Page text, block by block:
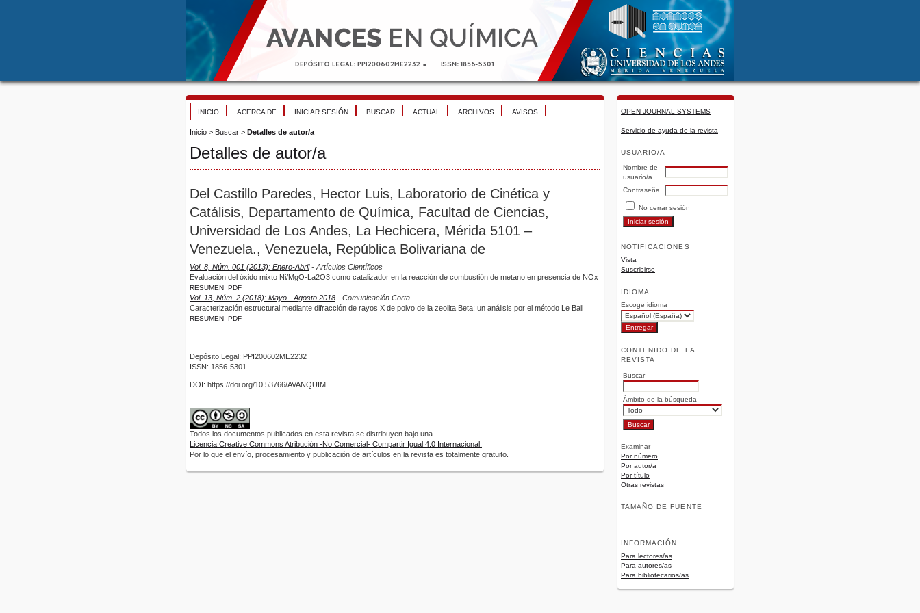
OPEN JOURNAL SYSTEMS
Servicio de ayuda de la revista
USUARIO/A
Nombre de
usuario/a
Contraseña
No cerrar sesión
NOTIFICACIONES
Vista
Suscribirse
IDIOMA
Escoge idioma
CONTENIDO DE LA
REVISTA
Buscar
Ámbito de la búsqueda
Examinar
Por número
Por autor/a
Por título
Otras revistas
TAMAÑO DE FUENTE
INFORMACIÓN
Para lectores/as
Para autores/as
Para bibliotecarios/as
INICIO ACERCA DE INICIAR SESIÓN BUSCAR ACTUAL ARCHIVOS AVISOS
Inicio > Buscar > Detalles de autor/a
Detalles de autor/a
Del Castillo Paredes, Hector Luis, Laboratorio de Cinética y
Catálisis, Departamento de Química, Facultad de Ciencias,
Universidad de Los Andes, La Hechicera, Mérida 5101 –
Venezuela., Venezuela, República Bolivariana de
Vol. 8, Núm. 001 (2013): Enero-Abril- Artículos Científicos
Evaluación del óxido mixto Ni/MgO-La2O3 como catalizador en la reacción de combustión de metano en presencia de NOx
RESUMEN PDF
Vol. 13, Núm. 2 (2018): Mayo - Agosto 2018 - Comunicación Corta
Caracterización estructural mediante difracción de rayos X de polvo de la zeolita Beta: un análisis por el método Le Bail
RESUMEN PDF
Depósito Legal: PPI200602ME2232
ISSN: 1856-5301
DOI: https://doi.org/10.53766/AVANQUIM
Todos los documentos publicados en esta revista se distribuyen bajo una
Licencia Creative Commons Atribución -No Comercial- Compartir Igual 4.0 Internacional.
Por lo que el envío, procesamiento y publicación de artículos en la revista es totalmente gratuito.